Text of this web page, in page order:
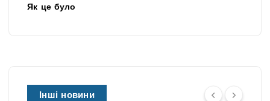
Як це було
Інші новини